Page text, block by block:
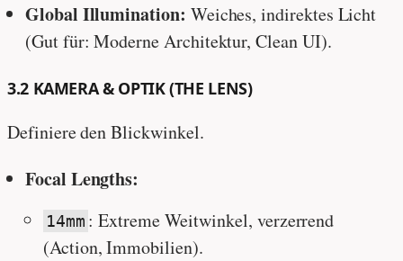
Global Illumination: Weiches, indirektes Licht
(Gut für: Moderne Architektur, Clean UI).
3.2 KAMERA & OPTIK (THE LENS)
Definiere den Blickwinkel.
Focal Lengths:
14mm : Extreme Weitwinkel, verzerrend
(Action, Immobilien).